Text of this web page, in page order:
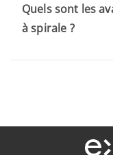
Quels sont les
à spirale ?